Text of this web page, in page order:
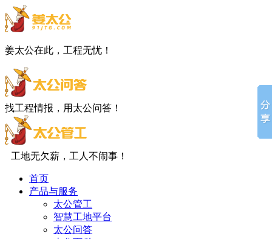
姜太公在此，工程无忧！
找工程情报，用太公问答！
工地无欠薪，工人不闹事！
首页
产品与服务
太公管工
智慧工地平台
太公问答